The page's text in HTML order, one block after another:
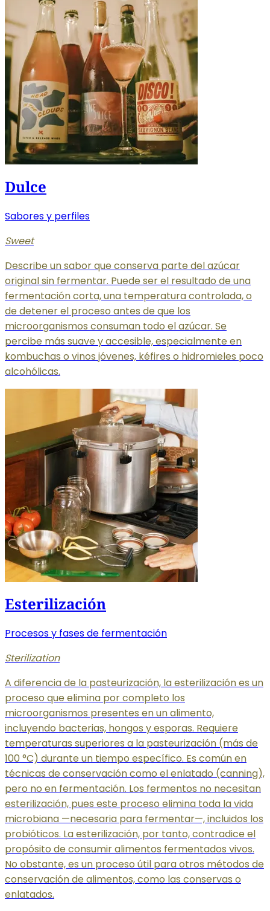
Dulce
Sabores y perfiles
Sweet
Describe un sabor que conserva parte del azúcar
original sin fermentar. Puede ser el resultado de una
fermentación corta, una temperatura controlada, o
de detener el proceso antes de que los
microorganismos consuman todo el azúcar. Se
percibe más suave y accesible, especialmente en
kombuchas o vinos jóvenes, kéfires o hidromieles poco
alcohólicas.
Esterilización
Procesos y fases de fermentación
Sterilization
A diferencia de la pasteurización, la esterilización es un
proceso que elimina por completo los
microorganismos presentes en un alimento,
incluyendo bacterias, hongos y esporas. Requiere
temperaturas superiores a la pasteurización (más de
100 °C) durante un tiempo específico. Es común en
técnicas de conservación como el enlatado (canning),
pero no en fermentación. Los fermentos no necesitan
esterilización, pues este proceso elimina toda la vida
microbiana —necesaria para fermentar—, incluidos los
probióticos. La esterilización, por tanto, contradice el
propósito de consumir alimentos fermentados vivos.
No obstante, es un proceso útil para otros métodos de
conservación de alimentos, como las conservas o
enlatados.